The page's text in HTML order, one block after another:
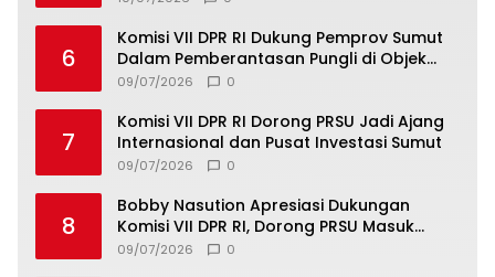
6
Komisi VII DPR RI Dukung Pemprov Sumut
Dalam Pemberantasan Pungli di Objek
Wisata
09/07/2026 0
7
Komisi VII DPR RI Dorong PRSU Jadi Ajang
Internasional dan Pusat Investasi Sumut
09/07/2026 0
8
Bobby Nasution Apresiasi Dukungan
Komisi VII DPR RI, Dorong PRSU Masuk
Kalender Event Nasional
09/07/2026 0